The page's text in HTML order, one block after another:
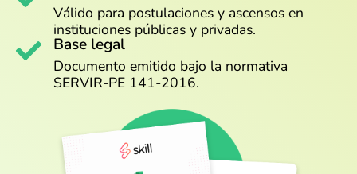
Válido para postulaciones y ascensos en
instituciones públicas y privadas.
Base legal
Documento emitido bajo la normativa
SERVIR-PE 141-2016.